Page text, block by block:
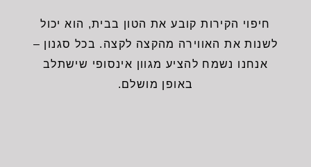
חיפוי הקירות קובע את הטון בבית, הוא יכול
לשנות את האווירה מהקצה לקצה. בכל סגנון –
אנחנו נשמח להציע מגוון אינסופי שישתלב
באופן מושלם.